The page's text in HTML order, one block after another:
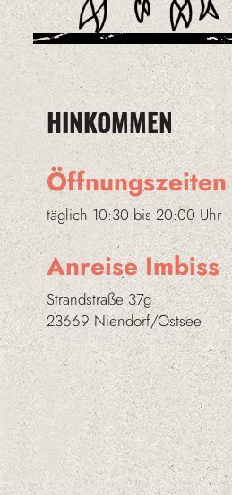
HINKOMMEN
täglich 10:30 bis 20:00 Uhr
Anreise Imbiss
Strandstraße 37g
23669 Niendorf/Ostsee